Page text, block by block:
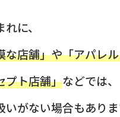
に、
な店舗」や「アパレ
プト店舗」などでは、
がない場合もありま